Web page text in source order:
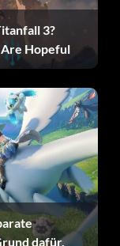
Hole in One mit
die EA
3?
Are Hopeful
dafür.